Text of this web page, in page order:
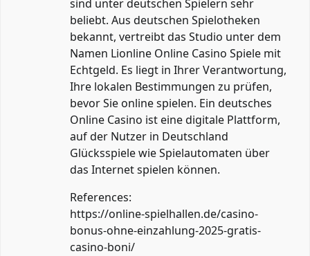
sind unter deutschen Spielern sehr
beliebt. Aus deutschen Spielotheken
bekannt, vertreibt das Studio unter dem
Namen Lionline Online Casino Spiele mit
Echtgeld. Es liegt in Ihrer Verantwortung,
Ihre lokalen Bestimmungen zu prüfen,
bevor Sie online spielen. Ein deutsches
Online Casino ist eine digitale Plattform,
auf der Nutzer in Deutschland
Glücksspiele wie Spielautomaten über
das Internet spielen können.
References:
https://online-spielhallen.de/casino-
bonus-ohne-einzahlung-2025-gratis-
casino-boni/